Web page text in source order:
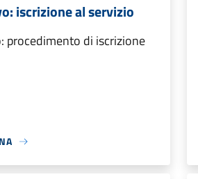
iscrizione al servizio
procedimento di iscrizione